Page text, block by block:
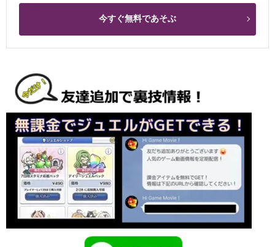
今すぐ無料であそぶ